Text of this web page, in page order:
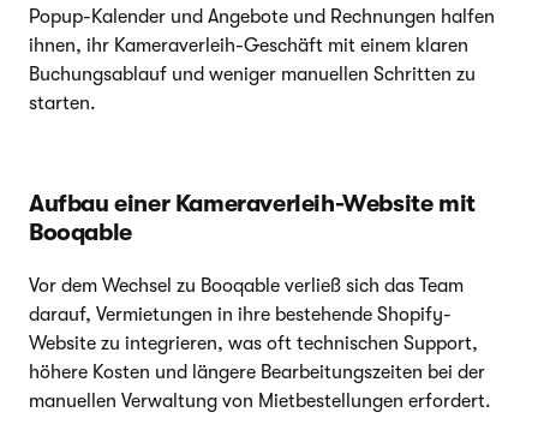
Popup-Kalender und Angebote und Rechnungen halfen
ihnen, ihr Kameraverleih-Geschäft mit einem klaren
Buchungsablauf und weniger manuellen Schritten zu
starten.
Aufbau einer Kameraverleih-Website mit
Booqable
Vor dem Wechsel zu Booqable verließ sich das Team
darauf, Vermietungen in ihre bestehende Shopify-
Website zu integrieren, was oft technischen Support,
höhere Kosten und längere Bearbeitungszeiten bei der
manuellen Verwaltung von Mietbestellungen erfordert.